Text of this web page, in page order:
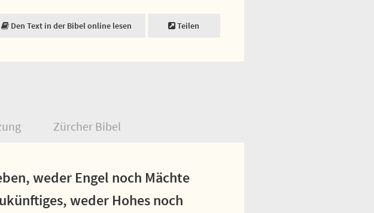
Den Text in der Bibel online lesen Teilen
Zürcher Bibel
weder Engel noch Mächte
weder Hohes noch